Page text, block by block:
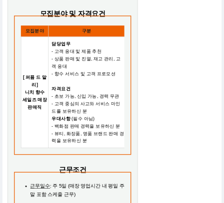
모집분야 및 자격요건
모집분야 구분
[ 퍼퓸 드 말
리]
니치 향수
세일즈 매장
판매직
담당업무
- 고객 응대 및 제품 추천
- 상품 판매 및 진열, 재고 관리, 고
객 응대
- 향수 서비스 및 고객 프로모션
자격요건
- 초보 가능, 신입 가능, 경력 무관
- 고객 중심의 사고와 서비스 마인
드를 보유하신 분
우대사항(필수 아님)
- 백화점 판매 경력을 보유하신 분
- 뷰티, 화장품, 명품 브랜드 판매 경
력을 보유하신 분
근무조건
근무일수: 주 5일 (매장 영업시간 내 평일 주
말 포함 스케줄 근무)